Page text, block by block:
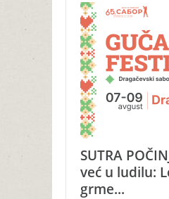
SUTRA
već u ludilu:
grme...